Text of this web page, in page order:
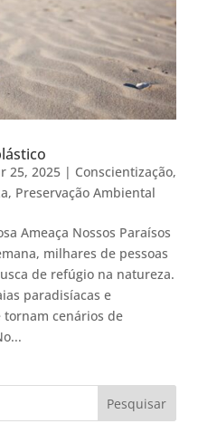
25, 2025| Conscientização,
, Preservação Ambiental
Ameaça Nossos Paraísos
milhares de pessoas
de refúgio na natureza.
paradisíacas e
tornam cenários de
Pesquisar